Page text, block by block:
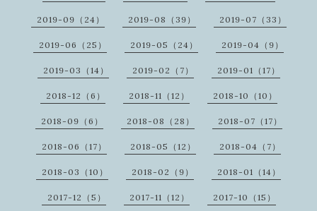
2019-09（24） 2019-08（39） 2019-07（33）
2019-06（25） 2019-05（24） 2019-04（9）
2019-03（14） 2019-02（7） 2019-01（17）
2018-12（6） 2018-11（12） 2018-10（10）
2018-09（6） 2018-08（28） 2018-07（17）
2018-06（17） 2018-05（12） 2018-04（7）
2018-03（10） 2018-02（9） 2018-01（14）
2017-12（5） 2017-11（12） 2017-10（15）